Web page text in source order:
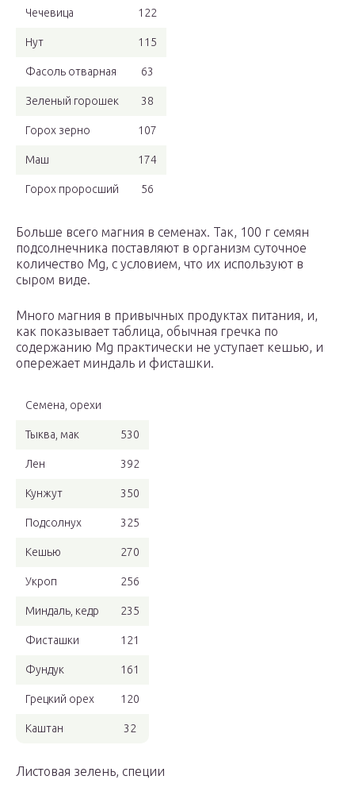
Чечевица 122
Нут 115
Фасоль отварная 63
Зеленый горошек 38
Горох зерно 107
Маш 174
Горох проросший 56
Больше всего магния в семенах. Так, 100 г семян
подсолнечника поставляют в организм суточное
количество Mg, с условием, что их используют в
сыром виде.
Много магния в привычных продуктах питания, и,
как показывает таблица, обычная гречка по
содержанию Mg практически не уступает кешью, и
опережает миндаль и фисташки.
Семена, орехи
Тыква, мак 530
Лен 392
Кунжут 350
Подсолнух 325
Кешью 270
Укроп 256
Миндаль, кедр 235
Фисташки 121
Фундук 161
Грецкий орех 120
Каштан 32
Листовая зелень, специи